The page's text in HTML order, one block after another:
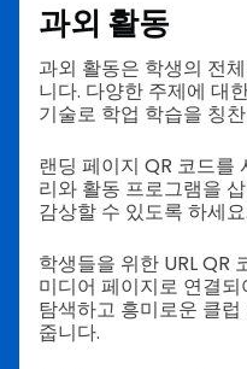
과외 활동
과외 활동은 학생의 전
니다. 다양한 주제에 대
기술로 학업 학습을 칭
랜딩 페이지 QR 코드를
리와 활동 프로그램을
감상할 수 있도록 하세요.
학생들을 위한 URL QR
미디어 페이지로 연결
탐색하고 흥미로운 클
줍니다.